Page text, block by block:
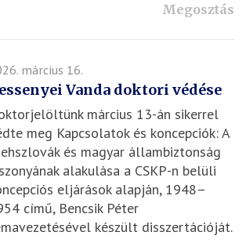
Megosztás
március 16.
Vanda doktori védése
március 13-án sikerrel
meg Kapcsolatok és koncepciók: A
és magyar állambiztonság
alakulása a CSKP-n belüli
eljárások alapján, 1948–
című, Bencsik Péter
készült disszertációját.